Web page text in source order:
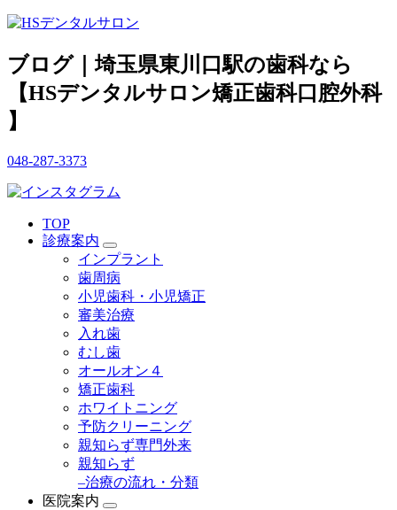
ブログ｜埼玉県東川口駅の歯科なら
【HSデンタルサロン矯正歯科口腔外科
】
048-287-3373
TOP
診療案内
インプラント
歯周病
小児歯科・小児矯正
審美治療
入れ歯
むし歯
オールオン４
矯正歯科
ホワイトニング
予防クリーニング
親知らず専門外来
親知らず
–治療の流れ・分類
医院案内